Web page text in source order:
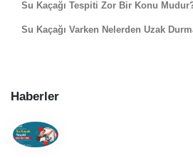
Su Kaçağı Tespiti Zor Bir Konu
Su Kaçağı Varken Nelerden Uzak
Haberler